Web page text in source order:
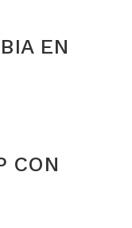
EN
CON